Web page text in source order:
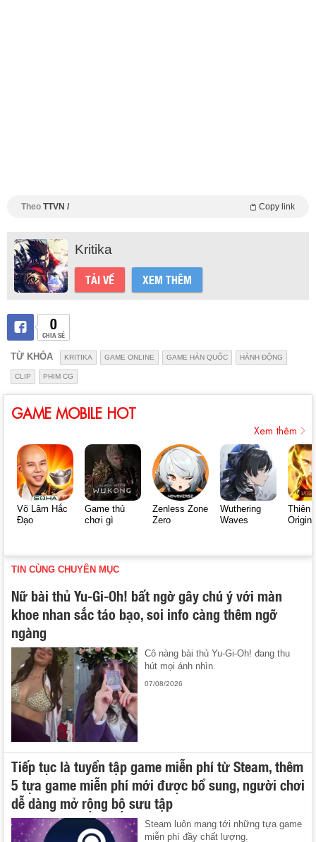
Theo TTVN / Copy link
Kritika
TẢI VỀ XEM THÊM
0
CHIA SẺ
TỪ KHÓA KRITIKA GAME ONLINE GAME HÀN QUỐC HÀNH ĐỘNG
CLIP PHIM CG
GAME MOBILE HOT
Xem thêm
Võ Lâm Hắc
Đạo
Game thủ
chơi gì
Zenless Zone
Zero
Wuthering
Waves
Thiên
Origin
TIN CÙNG CHUYÊN MỤC
Nữ bài thủ Yu-Gi-Oh! bất ngờ gây chú ý với màn
khoe nhan sắc táo bạo, soi info càng thêm ngỡ
ngàng
Cô nàng bài thủ Yu-Gi-Oh! đang thu
hút mọi ánh nhìn.
07/08/2026
Tiếp tục là tuyển tập game miễn phí từ Steam, thêm
5 tựa game miễn phí mới được bổ sung, người chơi
dễ dàng mở rộng bộ sưu tập
Steam luôn mang tới những tựa game
miễn phí đầy chất lượng.